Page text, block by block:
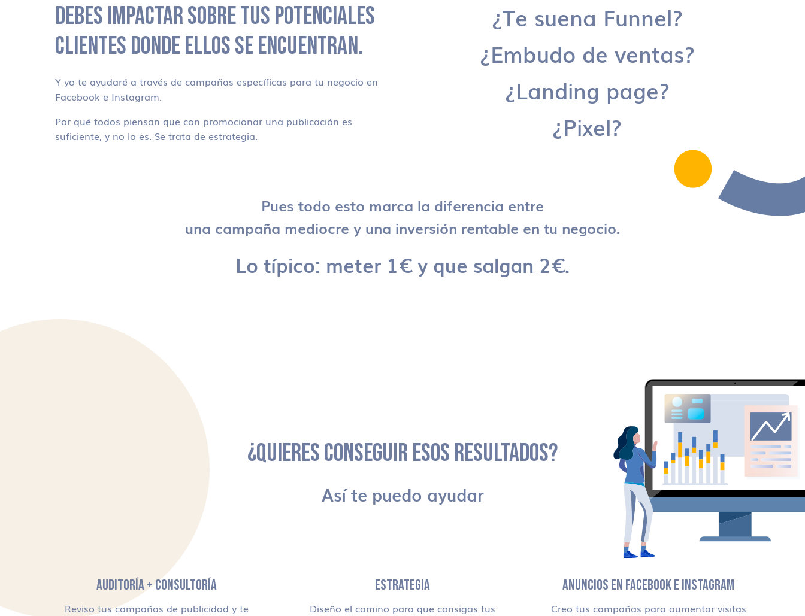
DEBES IMPACTAR SOBRE TUS POTENCIALES
CLIENTES DONDE ELLOS SE ENCUENTRAN.
Y yo te ayudaré a través de campañas específicas para tu negocio en
Facebook e Instagram.
Por qué todos piensan que con promocionar una publicación es
suficiente, y no lo es. Se trata de estrategia.
¿Te suena Funnel?
¿Embudo de ventas?
¿Landing page?
¿Pixel?
Pues todo esto marca la diferencia entre
una campaña mediocre y una inversión rentable en tu negocio.
Lo típico: meter 1€ y que salgan 2€.
¿QUIERES CONSEGUIR ESOS RESULTADOS?
Así te puedo ayudar
AUDITORÍA + CONSULTORÍA
Reviso tus campañas de publicidad y te
ESTRATEGIA
Diseño el camino para que consigas tus
ANUNCIOS EN FACEBOOK E INSTAGRAM
Creo tus campañas para aumentar visitas